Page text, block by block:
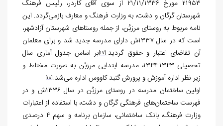
۲۱۹۵۳ مورخ ۲۱/۱۱/۱۳۳۶ از سوی آقای کاردر، رئیس فرهنگ
شهرستان گرگان و دشت، به وزارت فرهنگ و معارف بازمی‌گردد. این
نامه مربوط به روستای مرزبُن، از جمله روستاهای شهرستان آزادشهر،
است که در سال ۱۳۳۷ش دارای مدرسه جدید شد و برای معلمان
آن تقاضای اعتبار و حقوق گردید.[17]
بر اساس جدول آماری سال
تحصیلی ۱۳۴۳-۱۳۴۴، مدرسه ابتدایی مرزبُن به صورت مختلط و
زیر نظر اداره آموزش و پرورش گنبد کاووس اداره می‌شد.[18]
اولین ساختمان مدرسه در روستای مرزبُن در سال ۱۳۳۶ش و در
فهرست ساختمان‌های فرهنگی گرگان و دشت، با استفاده از اعتبارات
وزارت فرهنگ، بانک ساختمانی، سازمان برنامه و سهم ۴ درصدی